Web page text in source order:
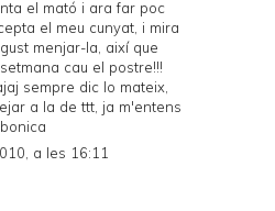
el mató i ara far poc
el meu cunyat, i mira
menjar-la, així que
cau el postre!!!
sempre dic lo mateix,
a la de ttt, ja m'entens
a les 16:11